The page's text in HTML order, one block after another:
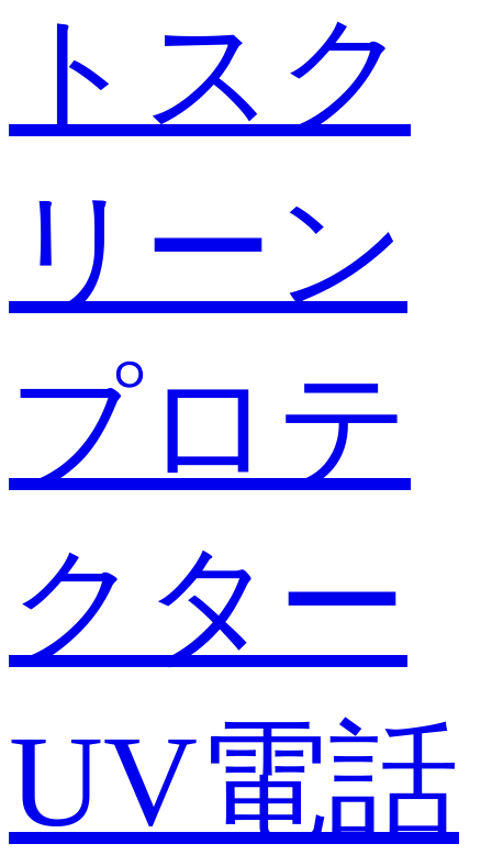
トスク
リーン
プロテ
クター
UV電話